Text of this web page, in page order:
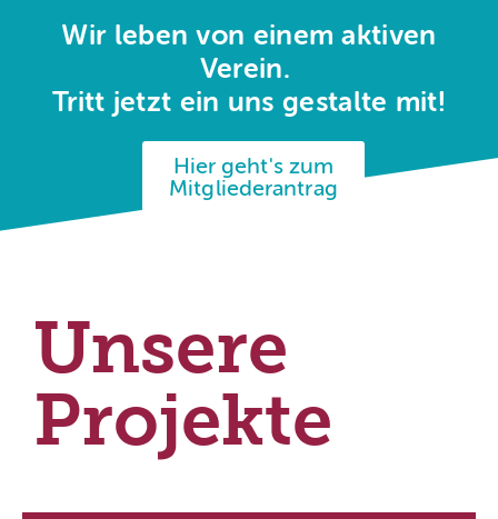
Wir leben von einem aktiven
Verein.
Tritt jetzt ein uns gestalte mit!
Hier geht's zum
Mitgliederantrag
Unsere
Projekte